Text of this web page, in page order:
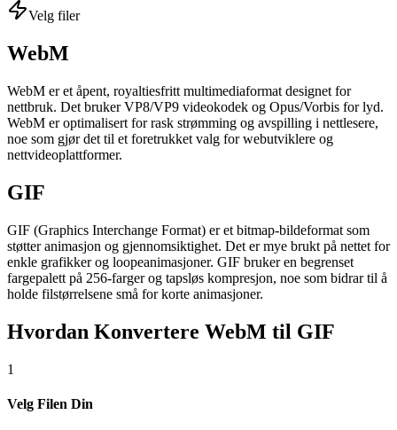
Velg filer
WebM
WebM er et åpent, royaltiesfritt multimediaformat designet for
nettbruk. Det bruker VP8/VP9 videokodek og Opus/Vorbis for lyd.
WebM er optimalisert for rask strømming og avspilling i nettlesere,
noe som gjør det til et foretrukket valg for webutviklere og
nettvideoplattformer.
GIF
GIF (Graphics Interchange Format) er et bitmap-bildeformat som
støtter animasjon og gjennomsiktighet. Det er mye brukt på nettet for
enkle grafikker og loopeanimasjoner. GIF bruker en begrenset
fargepalett på 256-farger og tapsløs kompresjon, noe som bidrar til å
holde filstørrelsene små for korte animasjoner.
Hvordan Konvertere WebM til GIF
1
Velg Filen Din